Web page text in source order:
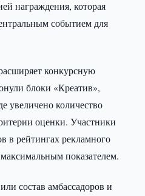
награждения, которая
событием для
конкурсную
блоки «Креатив»,
увеличено количество
оценки. Участники
в рейтингах рекламного
показателем.
состав амбассадоров и